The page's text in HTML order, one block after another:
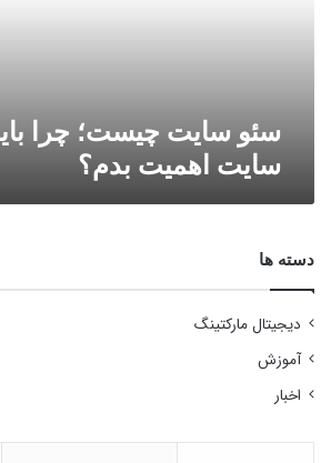
سئو سایت چیست؛ چرا
سایت اهمیت بدم؟
دسته ها
دیجیتال مارکتینگ
آموزش
اخبار